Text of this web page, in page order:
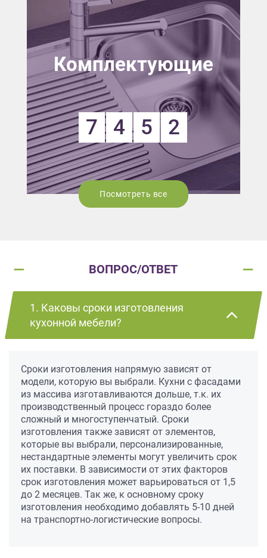
Комплектующие
7 4 5 2
Посмотреть все
ВОПРОС/ОТВЕТ
1. Каковы сроки изготовления
кухонной мебели?
Сроки изготовления напрямую зависят от
модели, которую вы выбрали. Кухни с фасадами
из массива изготавливаются дольше, т.к. их
производственный процесс гораздо более
сложный и многоступенчатый. Сроки
изготовления также зависят от элементов,
которые вы выбрали, персонализированные,
нестандартные элементы могут увеличить срок
их поставки. В зависимости от этих факторов
срок изготовления может варьироваться от 1,5
до 2 месяцев. Так же, к основному сроку
изготовления необходимо добавлять 5-10 дней
на транспортно-логистические вопросы.